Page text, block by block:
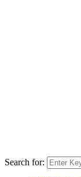
Search for: